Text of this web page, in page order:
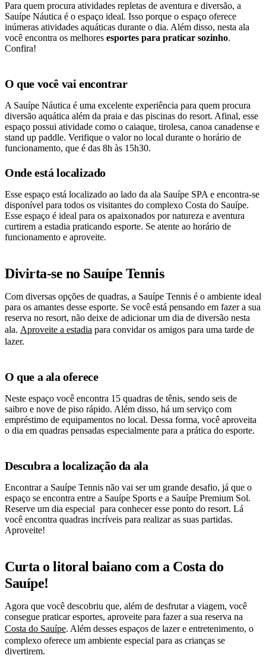
Para quem procura atividades repletas de aventura e diversão, a
Sauípe Náutica é o espaço ideal. Isso porque o espaço oferece
inúmeras atividades aquáticas durante o dia. Além disso, nesta ala
você encontra os melhores esportes para praticar sozinho.
Confira!
O que você vai encontrar
A Sauípe Náutica é uma excelente experiência para quem procura
diversão aquática além da praia e das piscinas do resort. Afinal, esse
espaço possui atividade como o caiaque, tirolesa, canoa canadense e
stand up paddle. Verifique o valor no local durante o horário de
funcionamento, que é das 8h às 15h30.
Onde está localizado
Esse espaço está localizado ao lado da ala Sauípe SPA e encontra-se
disponível para todos os visitantes do complexo Costa do Sauípe.
Esse espaço é ideal para os apaixonados por natureza e aventura
curtirem a estadia praticando esporte. Se atente ao horário de
funcionamento e aproveite.
Divirta-se no Sauípe Tennis
Com diversas opções de quadras, a Sauípe Tennis é o ambiente ideal
para os amantes desse esporte. Se você está pensando em fazer a sua
reserva no resort, não deixe de adicionar um dia de diversão nesta
ala. Aproveite a estadia para convidar os amigos para uma tarde de
lazer.
O que a ala oferece
Neste espaço você encontra 15 quadras de tênis, sendo seis de
saibro e nove de piso rápido. Além disso, há um serviço com
empréstimo de equipamentos no local. Dessa forma, você aproveita
o dia em quadras pensadas especialmente para a prática do esporte.
Descubra a localização da ala
Encontrar a Sauípe Tennis não vai ser um grande desafio, já que o
espaço se encontra entre a Sauípe Sports e a Sauípe Premium Sol.
Reserve um dia especial para conhecer esse ponto do resort. Lá
você encontra quadras incríveis para realizar as suas partidas.
Aproveite!
Curta o litoral baiano com a Costa do
Sauípe!
Agora que você descobriu que, além de desfrutar a viagem, você
consegue praticar esportes, aproveite para fazer a sua reserva na
Costa do Sauípe. Além desses espaços de lazer e entretenimento, o
complexo oferece um ambiente especial para as crianças se
divertirem.